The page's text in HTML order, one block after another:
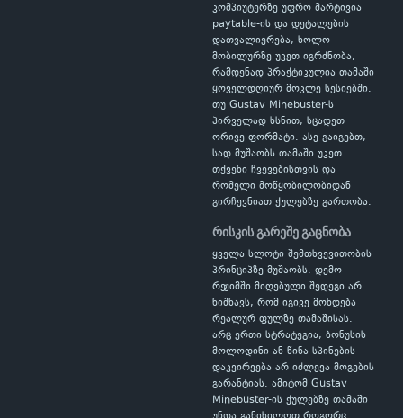
კომპიუტერზე უფრო მარტივია
paytable-ის და დეტალების
დათვალიერება, ხოლო
მობილურზე უკეთ იგრძნობა,
რამდენად პრაქტიკულია თამაში
ყოველდღიურ მოკლე სესიებში.
თუ Gustav Minebuster-ს
პირველად ხსნით, სცადეთ
ორივე ფორმატი. ასე გაიგებთ,
სად მუშაობს თამაში უკეთ
თქვენი ჩვევებისთვის და
რომელი მოწყობილობიდან
გირჩევნიათ ქულებზე გართობა.
რისკის გარეშე გაცნობა
ყველა სლოტი შემთხვევითობის
პრინციპზე მუშაობს. დემო
რეჟიმში მიღებული შედეგი არ
ნიშნავს, რომ იგივე მოხდება
რეალურ ფულზე თამაშისას.
არც ერთი სტრატეგია, ბონუსის
მოლოდინი ან წინა სპინების
დაკვირვება არ იძლევა მოგების
გარანტიას. ამიტომ Gustav
Minebuster-ის ქულებზე თამაში